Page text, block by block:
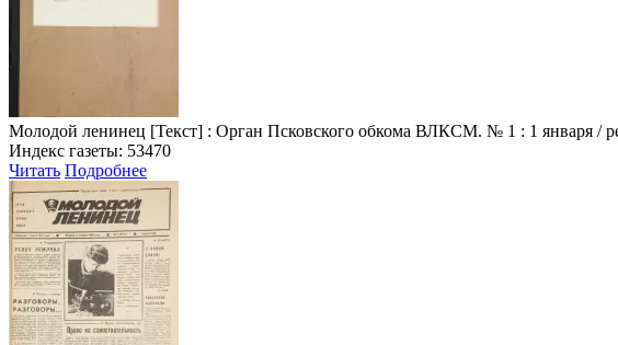
Молодой ленинец [Текст] : Орган Псковского обкома ВЛКСМ. № 1 : 1 января /
Индекс газеты: 53470
Читать Подробнее